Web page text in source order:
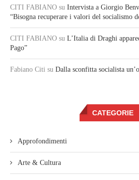
CITI FABIANO su Intervista a Giorgio
“Bisogna recuperare i valori del socialismo
CITI FABIANO su L’Italia di Draghi
Pago”
Fabiano Citi su Dalla sconfitta socialista
CATEGORIE
Approfondimenti
Arte & Cultura